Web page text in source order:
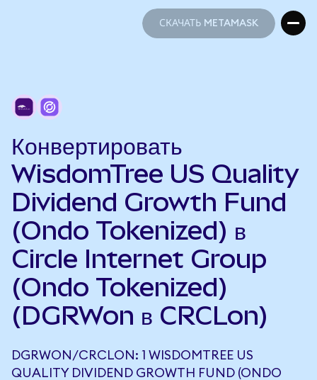
СКАЧАТЬ METAMASK
Конвертировать
WisdomTree US Quality
Dividend Growth Fund
(Ondo Tokenized) в
Circle Internet Group
(Ondo Tokenized)
(DGRWon в CRCLon)
DGRWON/CRCLON: 1 WISDOMTREE US
QUALITY DIVIDEND GROWTH FUND (ONDO